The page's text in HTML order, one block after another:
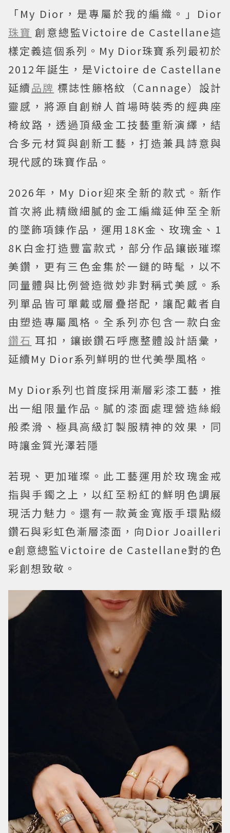
「My Dior，是專屬於我的編織。」Dior
珠寶 創意總監Victoire de Castellane這
樣定義這個系列。My Dior珠寶系列最初於
2012年誕生，是Victoire de Castellane
延續品牌 標誌性籐格紋（Cannage）設計
靈感，將源自創辦人首場時裝秀的經典座
椅紋路，透過頂級金工技藝重新演繹，結
合多元材質與創新工藝，打造兼具詩意與
現代感的珠寶作品。
2026年，My Dior迎來全新的款式。新作
首次將此精緻細膩的金工編織延伸至全新
的墜飾項鍊作品，運用18K金、玫瑰金、1
8K白金打造豐富款式，部分作品鑲嵌璀璨
美鑽，更有三色金集於一鏈的時髦，以不
同量體與比例營造微妙非對稱式美感。系
列單品皆可單戴或層疊搭配，讓配戴者自
由塑造專屬風格。全系列亦包含一款白金
鑽石 耳扣，鑲嵌鑽石呼應整體設計語彙，
延續My Dior系列鮮明的世代美學風格。
My Dior系列也首度採用漸層彩漆工藝，推
出一組限量作品。膩的漆面處理營造絲緞
般柔滑、極具高級訂製服精神的效果，同
時讓金質光澤若隱
若現、更加璀璨。此工藝運用於玫瑰金戒
指與手鐲之上，以紅至粉紅的鮮明色調展
現活力魅力。還有一款黃金寬版手環點綴
鑽石與彩虹色漸層漆面，向Dior Joailleri
e創意總監Victoire de Castellane對的色
彩創想致敬。